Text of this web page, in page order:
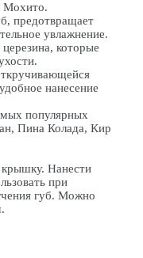
Мохито.
предотвращает
увлажнение.
которые
нанесение
популярных
Пина Колада, Кир
Нанести
при
губ. Можно